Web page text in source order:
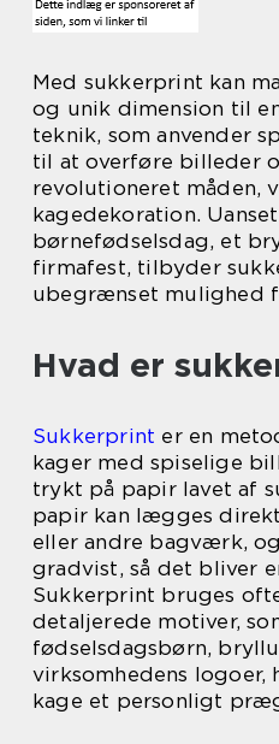
Med sukkerprint kan
og unik dimension til
teknik, som anvender
til at overføre billeder
revolutioneret måden,
kagedekoration.
børnefødselsdag, et
firmafest, tilbyder
ubegrænset mulighed
Hvad er
Sukkerprint er en
kager med spiselige
trykt på papir lavet af
papir kan lægges
eller andre bagværk,
gradvist, så det bliver
Sukkerprint bruges
detaljerede motiver,
fødselsdagsbørn,
virksomhedens logoer,
kage et personligt